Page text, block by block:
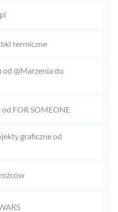
termiczne
od @Marzenia do
FOR SOMEONE
graficzne od